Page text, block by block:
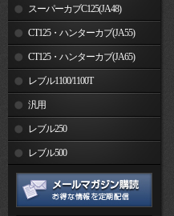
スーパーカブC125(JA48)
CT125・ハンターカブ(JA55)
CT125・ハンターカブ(JA65)
レブル1100/1100T
汎用
レブル250
レブル500